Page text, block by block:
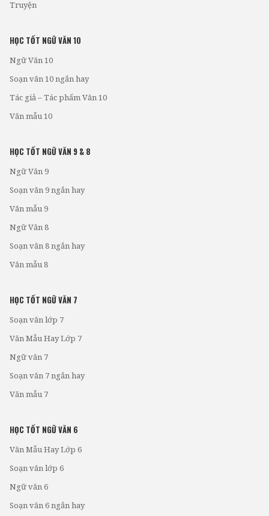
Truyện
HỌC TỐT NGỮ VĂN 10
Ngữ Văn 10
Soạn văn 10 ngắn hay
Tác giả – Tác phẩm Văn 10
Văn mẫu 10
HỌC TỐT NGỮ VĂN 9 & 8
Ngữ Văn 9
Soạn văn 9 ngắn hay
Văn mẫu 9
Ngữ Văn 8
Soạn văn 8 ngắn hay
Văn mẫu 8
HỌC TỐT NGỮ VĂN 7
Soạn văn lớp 7
Văn Mẫu Hay Lớp 7
Ngữ văn 7
Soạn văn 7 ngắn hay
Văn mẫu 7
HỌC TỐT NGỮ VĂN 6
Văn Mẫu Hay Lớp 6
Soạn văn lớp 6
Ngữ văn 6
Soạn văn 6 ngắn hay